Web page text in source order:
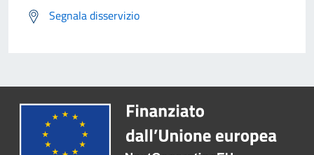
Segnala disservizio